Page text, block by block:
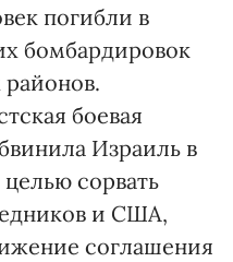
погибли в
бомбардировок
боевая
Израиль в
целью сорвать
и США,
соглашения